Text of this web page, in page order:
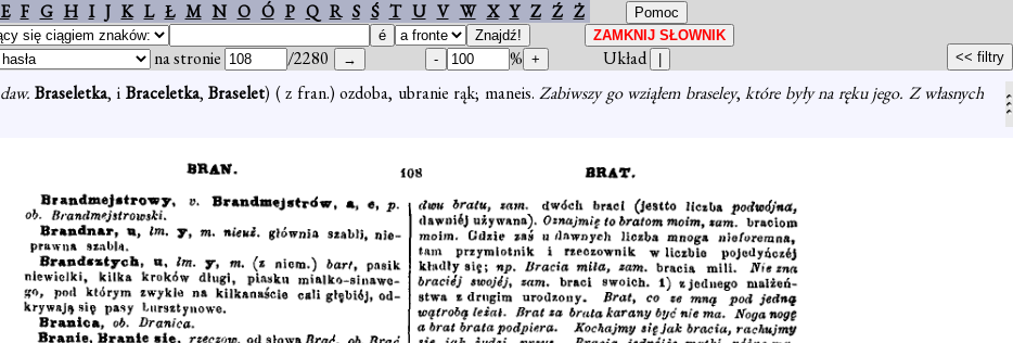
E F G H I J K L Ł M N O Ó P Q R S Ś T U V W X Y Z Ź Ż
na stronie /2280 % Układ
daw.Braseletka, i Braceletka,Braselet) ( z fran.) ozdoba, ubranie rąk; maneis.Zabiwszy go wziąłem braseley,które były na ręku jego. Z własnych